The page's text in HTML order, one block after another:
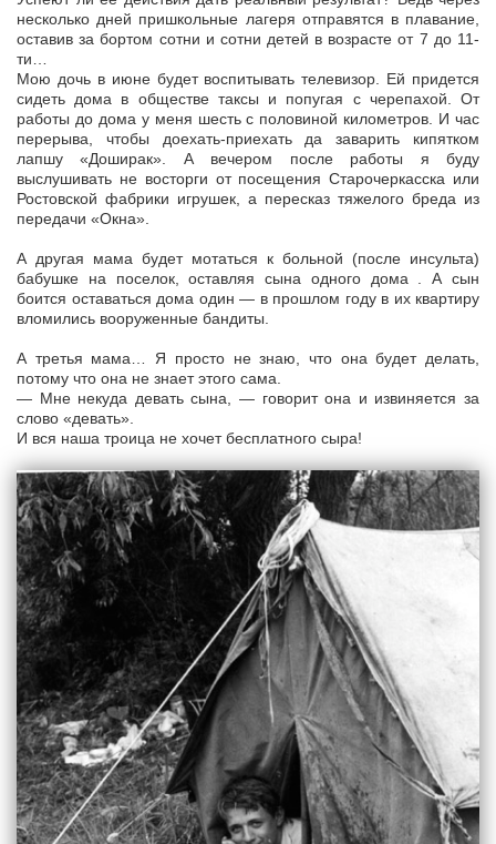
несколько дней пришкольные лагеря отправятся в плавание,
оставив за бортом сотни и сотни детей в возрасте от 7 до 11-
ти…
Мою дочь в июне будет воспитывать телевизор. Ей придется
сидеть дома в обществе таксы и попугая с черепахой. От
работы до дома у меня шесть с половиной километров. И час
перерыва, чтобы доехать-приехать да заварить кипятком
лапшу «Доширак». А вечером после работы я буду
выслушивать не восторги от посещения Старочеркасска или
Ростовской фабрики игрушек, а пересказ тяжелого бреда из
передачи «Окна».
А другая мама будет мотаться к больной (после инсульта)
бабушке на поселок, оставляя сына одного дома . А сын
боится оставаться дома один — в прошлом году в их квартиру
вломились вооруженные бандиты.
А третья мама… Я просто не знаю, что она будет делать,
потому что она не знает этого сама.
— Мне некуда девать сына, — говорит она и извиняется за
слово «девать».
И вся наша троица не хочет бесплатного сыра!